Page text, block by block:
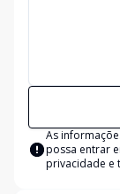
As
possa entrar
privacidade e